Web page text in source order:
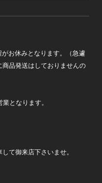
お休みとなります。（急遽
品発送はしておりませんの
となります。
て御来店下さいませ。